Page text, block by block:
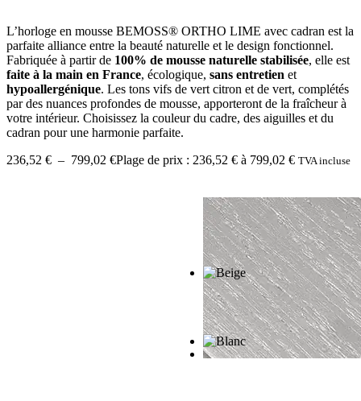
L’horloge en mousse BEMOSS® ORTHO LIME avec cadran est la
parfaite alliance entre la beauté naturelle et le design fonctionnel.
Fabriquée à partir de 100% de mousse naturelle stabilisée, elle est
faite à la main en France, écologique, sans entretien et
hypoallergénique. Les tons vifs de vert citron et de vert, complétés
par des nuances profondes de mousse, apporteront de la fraîcheur à
votre intérieur. Choisissez la couleur du cadre, des aiguilles et du
cadran pour une harmonie parfaite.
236,52 € – 799,02 €Plage de prix : 236,52 € à 799,02 € TVA incluse